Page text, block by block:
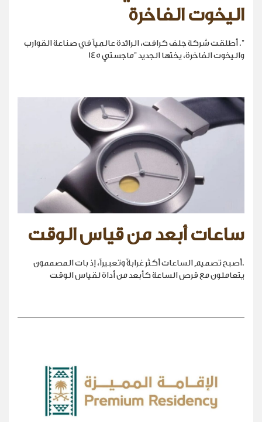
اليخوت الفاخرة
". أطلقت شركة جلف كرافت، الرائدة عالمياً في صناعة القوارب
واليخوت الفاخرة، يختها الجديد "ماجستي 145
ساعات أبعد من قياس الوقت
.أصبح تصميم الساعات أكثر غرابةً وتعبيراً، إذ بات المصممون
يتعاملون مع قرص الساعة كأبعد من أداة لقياس الوقت